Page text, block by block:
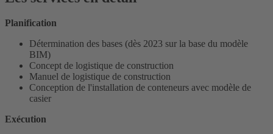
Planification
Détermination des bases (dès 2023 sur la base du modèle
BIM)
Concept de logistique de construction
Manuel de logistique de construction
Conception de l'installation de conteneurs avec modèle de
casier
Exécution